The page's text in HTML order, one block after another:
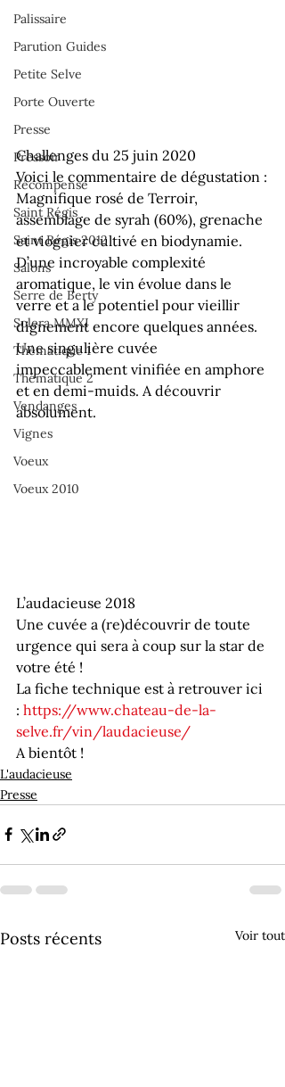
Palissaire
Parution Guides
Petite Selve
Porte Ouverte
Presse
Pressoir
Récompense
Saint Régis
Saint Régis 2012
Salons
Serre de Berty
Solera MMXI
Thématique 1
Thématique 2
Vendanges
Vignes
Voeux
Voeux 2010
Challenges du 25 juin 2020
Voici le commentaire de dégustation :
Magnifique rosé de Terroir,
assemblage de syrah (60%), grenache
et viognier cultivé en biodynamie.
D’une incroyable complexité
aromatique, le vin évolue dans le
verre et a le potentiel pour vieillir
dignement encore quelques années.
Une singulière cuvée
impeccablement vinifiée en amphore
et en demi-muids. A découvrir
absolument.
L’audacieuse 2018
Une cuvée a (re)découvrir de toute
urgence qui sera à coup sur la star de
votre été !
La fiche technique est à retrouver ici
: https://www.chateau-de-la-
selve.fr/vin/laudacieuse/
A bientôt !
L'audacieuse
Presse
Posts récents Voir tout